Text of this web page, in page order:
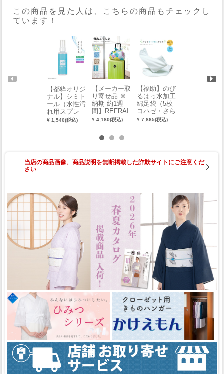
この商品を見た人は、こちらの商品もチェックし
ています！
【都粋オリジ
ナル】シミト
ール（水性汚
れ用スプレ
ー） 0015-02
¥ 1,540(税込)
【メーカー取
り寄せ品 ※
納期 約1週
間】REFRAI
N 撥水ふろし
m）
¥ 4,180(税込)
【福助】のび
るはっ水加工
綿足袋（5枚
コハゼ・さら
し裏）【ゆた
¥ 7,865(税込)
当店の商品画像、商品説明を無断掲載した詐欺サイトにご注意くだ
さい